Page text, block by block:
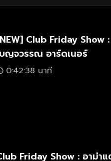
Club Friday Show
ญจวรรณ อาร์ดเนอร์
0:42:38 นาที
Friday Show : อาม่า